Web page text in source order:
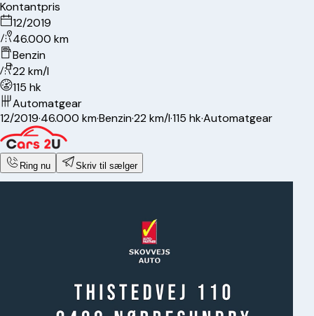
Kontantpris
12/2019
46.000 km
Benzin
22 km/l
115 hk
Automatgear
12/2019·46.000 km·Benzin·22 km/l·115 hk·Automatgear
Ring nu Skriv til sælger